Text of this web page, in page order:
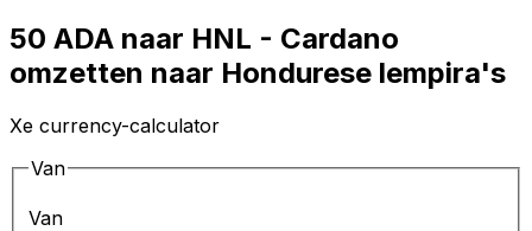
50 ADA naar HNL - Cardano
omzetten naar Hondurese lempira's
Xe currency-calculator
Van
Van